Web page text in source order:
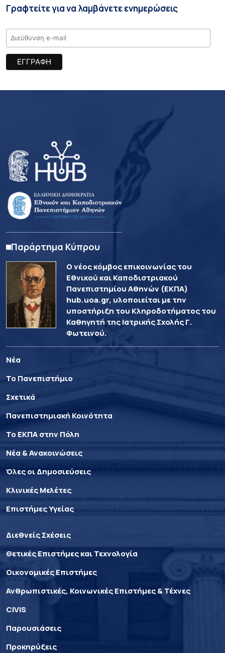
Γραφτείτε για να λαμβάνετε ενημερώσεις
Παράρτημα Κύπρου
Ο νέος κόμβος επικοινωνίας του
Εθνικού και Καποδιστριακού
Πανεπιστημίου Αθηνών (ΕΚΠΑ)
hub.uoa.gr, υλοποιείται με την
υποστήριξη του Κληροδοτήματος του
Καθηγητή της Ιατρικής Σχολής Γ.
Φωτεινού.
Νέα
Το Πανεπιστήμιο
Σχετικά
Πανεπιστημιακή Κοινότητα
Το ΕΚΠΑ στην Πόλη
Νέα & Ανακοινώσεις
Όλες οι Δημοσιεύσεις
Κλινικές Μελέτες
Επιστήμες Υγείας
Διεθνείς Σχέσεις
Θετικές Επιστήμες και Τεχνολογία
Οικονομικές Επιστήμες
Ανθρωπιστικές, Κοινωνικές Επιστήμες & Τέχνες
CIVIS
Παρουσιάσεις
Προκηρύξεις